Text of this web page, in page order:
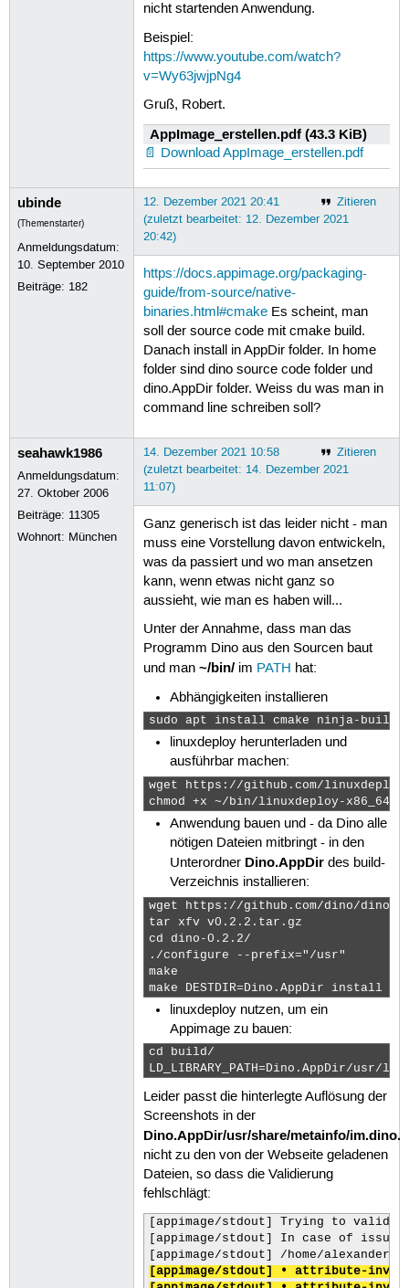
nicht startenden Anwendung.
Beispiel:
https://www.youtube.com/watch?
v=Wy63jwjpNg4
Gruß, Robert.
AppImage_erstellen.pdf (43.3 KiB)
Download AppImage_erstellen.pdf
ubinde
(Themenstarter)
Anmeldungsdatum:
10. September 2010
Beiträge: 182
Zitieren
12. Dezember 2021 20:41
(zuletzt bearbeitet: 12. Dezember 2021
20:42)
https://docs.appimage.org/packaging-
guide/from-source/native-
binaries.html#cmakeEs scheint, man
soll der source code mit cmake build.
Danach install in AppDir folder. In home
folder sind dino source code folder und
dino.AppDir folder. Weiss du was man in
command line schreiben soll?
seahawk1986
Anmeldungsdatum:
27. Oktober 2006
Beiträge: 11305
Wohnort: München
Zitieren
14. Dezember 2021 10:58
(zuletzt bearbeitet: 14. Dezember 2021
11:07)
Ganz generisch ist das leider nicht - man
muss eine Vorstellung davon entwickeln,
was da passiert und wo man ansetzen
kann, wenn etwas nicht ganz so
aussieht, wie man es haben will...
Unter der Annahme, dass man das
Programm Dino aus den Sourcen baut
und man ~/bin/im PATH hat:
Abhängigkeiten installieren
sudo apt install cmake ninja-build
linuxdeploy herunterladen und
ausführbar machen:
wget https://github.com/linuxdeploy/
chmod +x ~/bin/linuxdeploy-
Anwendung bauen und - da Dino alle
nötigen Dateien mitbringt - in den
Unterordner Dino.AppDir des build-
Verzeichnis installieren:
wget https://github.com/dino/dino/
tar xfv v0.2.2.tar.gz
cd dino-0.2.2/
./configure --prefix="/usr"
make
make DESTDIR=Dino.AppDir
linuxdeploy nutzen, um ein
Appimage zu bauen:
cd build/
LD_LIBRARY_PATH=Dino.AppDir/
Leider passt die hinterlegte Auflösung der
Screenshots in der
Dino.AppDir/usr/share/metainfo/
nicht zu den von der Webseite geladenen
Dateien, so dass die Validierung
fehlschlägt:
[appimage/stdout] Trying to
[appimage/stdout] In case of
[appimage/stdout] • attribute-